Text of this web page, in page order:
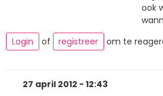
ook
Login
of registreer om te
27 april 2012 - 12:43